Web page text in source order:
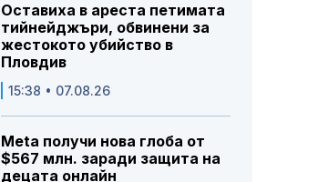
Оставиха в ареста петимата
тийнейджъри, обвинени за
жестокото убийство в
Пловдив
15:38 • 07.08.26
Meta получи нова глоба от
$567 млн. заради защита на
децата онлайн